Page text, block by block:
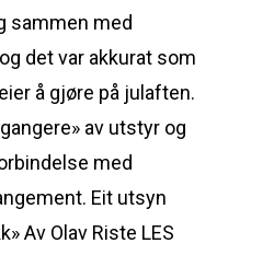
sammen med
det var akkurat som
å gjøre på julaften.
av utstyr og
med
Eit utsyn
Av Olav Riste LES